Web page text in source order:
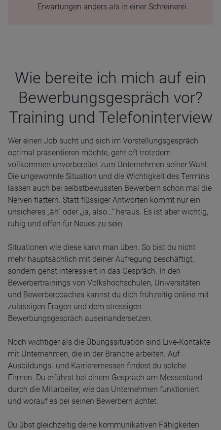
Erwartungen anders als in einer Schreinerei.
Wie bereite ich mich auf ein
Bewer­bungs­ge­spräch vor?
Trai­ning und Tele­fon­in­ter­view
Wer einen Job sucht und sich im Vorstellungsgespräch
optimal präsentieren möchte, geht oft trotzdem
vollkommen unvorbereitet zum Unternehmen seiner Wahl.
Die ungewohnte Situation und die Wichtigkeit des Termins
lassen auch bei selbstbewussten Bewerbern schon mal die
Nerven flattern. Statt flüssiger Antworten kommt nur ein
unsicheres „äh“ oder „ja, also…“ heraus. Es ist aber wichtig,
ruhig und offen für Neues zu sein.
Situationen wie diese kann man üben. So bist du nicht
mehr hauptsächlich mit deiner Aufregung beschäftigt,
sondern gehst interessiert in das Gespräch. In den
Bewerbertrainings von Volkshochschulen, Universitäten
und Bewerbercoaches kannst du dich frühzeitig online mit
zulässigen Fragen und dem stressigen
Bewerbungsgespräch auseinandersetzen.
Noch wichtiger als die Übungssituation sind Live-Kontakte
mit Unternehmen, die in der Branche arbeiten. Auf
Ausbildungs- und Karrieremessen findest du solche
Firmen. Du erfährst bei einem Gespräch am Messestand
durch die Mitarbeiter, wie das Unternehmen funktioniert
und worauf es bei seinen Bewerbern achtet.
Du übst gleichzeitig deine kommunikativen Fähigkeiten